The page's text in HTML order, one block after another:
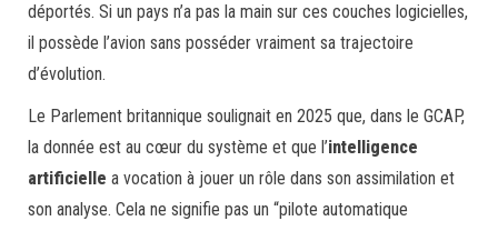
déportés. Si un pays n’a pas la main sur ces couches logicielles,
il possède l’avion sans posséder vraiment sa trajectoire
d’évolution.
Le Parlement britannique soulignait en 2025 que, dans le GCAP,
la donnée est au cœur du système et que l’intelligence
artificielle a vocation à jouer un rôle dans son assimilation et
son analyse. Cela ne signifie pas un “pilote automatique